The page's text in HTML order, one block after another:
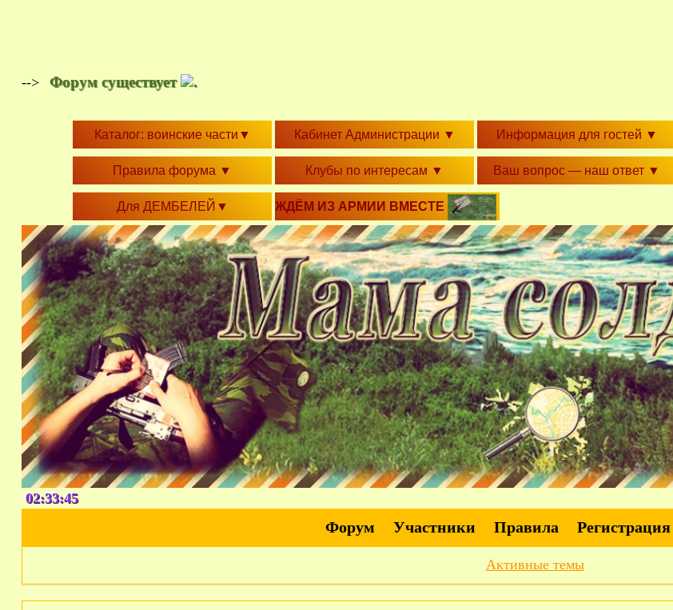
--> Форум существует .
Каталог: воинские части ▼ Кабинет Администрации ▼ Информация для гостей ▼
Правила форума ▼ Клубы по интересам ▼ Ваш вопрос — наш ответ ▼
Для ДЕМБЕЛЕЙ ▼ ЖДЁМ ИЗ АРМИИ ВМЕСТЕ
02:33:46
Форум Участники Правила Регистрация
Активные темы